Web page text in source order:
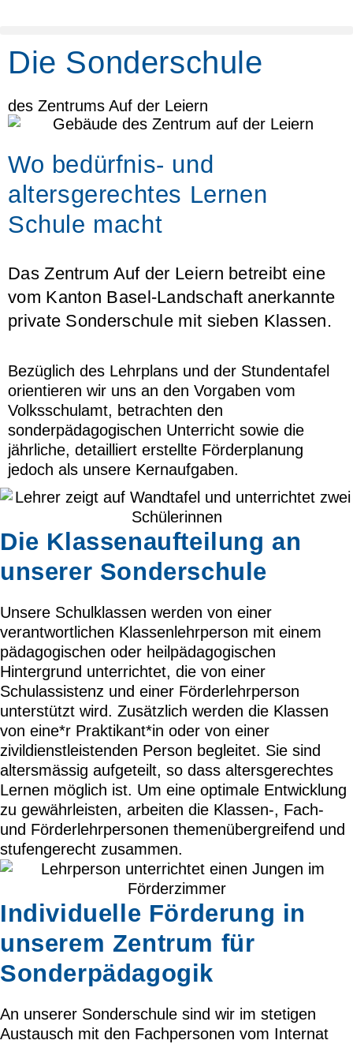
Die Sonderschule
des Zentrums Auf der Leiern
Wo bedürfnis- und
altersgerechtes Lernen
Schule macht
Das Zentrum Auf der Leiern betreibt eine
vom Kanton Basel-Landschaft anerkannte
private Sonderschule mit sieben Klassen.
Bezüglich des Lehrplans und der Stundentafel
orientieren wir uns an den Vorgaben vom
Volksschulamt, betrachten den
sonderpädagogischen Unterricht sowie die
jährliche, detailliert erstellte Förderplanung
jedoch als unsere Kernaufgaben.
Die Klassenaufteilung an
unserer Sonderschule
Unsere Schulklassen werden von einer
verantwortlichen Klassenlehrperson mit einem
pädagogischen oder heilpädagogischen
Hintergrund unterrichtet, die von einer
Schulassistenz und einer Förderlehrperson
unterstützt wird. Zusätzlich werden die Klassen
von eine*r Praktikant*in oder von einer
zivildienstleistenden Person begleitet. Sie sind
altersmässig aufgeteilt, so dass altersgerechtes
Lernen möglich ist. Um eine optimale Entwicklung
zu gewährleisten, arbeiten die Klassen-, Fach-
und Förderlehrpersonen themenübergreifend und
stufengerecht zusammen.
Individuelle Förderung in
unserem Zentrum für
Sonderpädagogik
An unserer Sonderschule sind wir im stetigen
Austausch mit den Fachpersonen vom Internat